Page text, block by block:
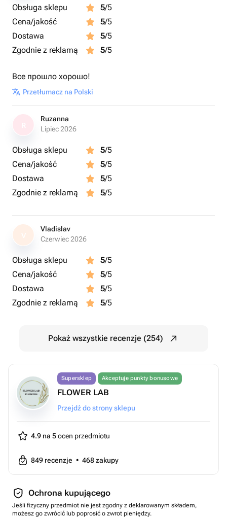
Obsługa sklepu 5/5
Cena/jakość
5/5
Dostawa
5/5
Zgodnie z reklamą
5/5
Все прошло хорошо!
Przetłumacz na Polski
Ruzanna
Lipiec 2026
Obsługa sklepu 5/5
Cena/jakość
5/5
Dostawa
5/5
Zgodnie z reklamą
5/5
V
Vladislav
Czerwiec 2026
Obsługa sklepu 5/5
Cena/jakość
5/5
Dostawa
5/5
Zgodnie z reklamą
5/5
Pokaż wszystkie recenzje (254)
Supersklep Akceptuje punkty bonusowe
FLOWER LAB
Przejdź do strony sklepu
4.9 na 5ocen przedmiotu
849 recenzje • 468zakupy
Ochrona kupującego
Jeśli fizyczny przedmiot nie jest zgodny z deklarowanym składem,
możesz go zwrócić lub poprosić o zwrot pieniędzy.